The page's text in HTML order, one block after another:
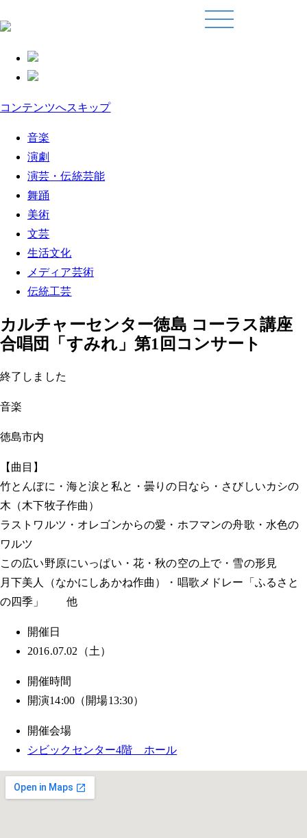
コンテンツへスキップ
音楽
演劇
演芸・伝統芸能
舞踊
美術
文芸
生活文化
メディア芸術
伝統工芸
カルチャーセンター徳島 コーラス講座
合唱団「すみれ」第1回コンサート
終了しました
音楽
徳島市内
【曲目】
竹とんぼに・海と涙と私と・曇りの日なら・さびしいカシの
木（木下牧子作曲）
ラストワルツ・オレゴンからの愛・ホフマンの舟歌・水色の
ワルツ
この広い野原にいっぱい・花・秋の空の上で・雪の形見
月下美人（なかにしあかね作曲）・唱歌メドレー「ふるさと
の四季」 他
開催日
2016.07.02（土）
開催時間
開演14:00（開場13:30）
開催会場
シビックセンター4階 ホール